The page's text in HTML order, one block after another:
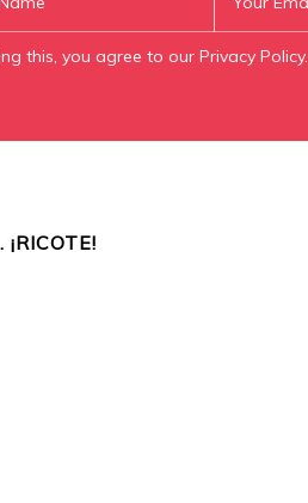
this, you agree to our Privacy Policy.
¡RICOTE!